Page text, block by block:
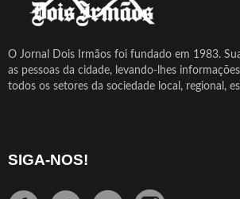
O Jornal Dois Irmãos foi fundado em 1983.
as pessoas da cidade, levando-lhes
todos os setores da sociedade local, regional,
SIGA-NOS!